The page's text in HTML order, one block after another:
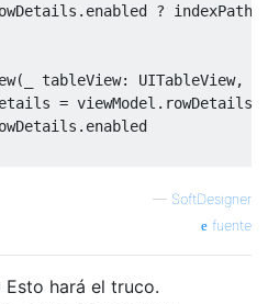
. enabled ? indexPath
( _ tableView: UITableView,
= viewModel . rowDetails
.
— SoftDesigner
fuente
Esto hará el truco.